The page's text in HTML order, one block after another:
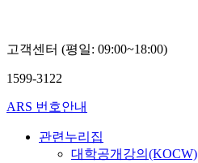
고객센터 (평일: 09:00~18:00)
1599-3122
ARS 번호안내
관련누리집
대학공개강의(KOCW)